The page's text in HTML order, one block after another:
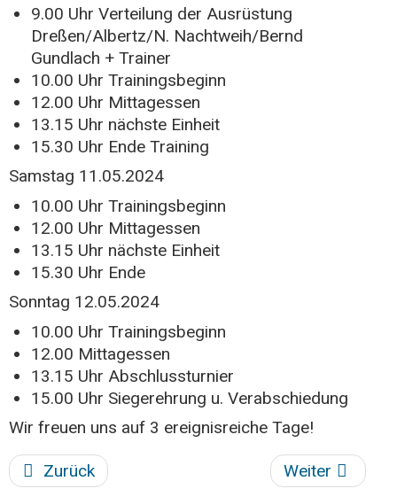
9.00 Uhr Verteilung der Ausrüstung
Dreßen/Albertz/N. Nachtweih/Bernd
Gundlach + Trainer
10.00 Uhr Trainingsbeginn
12.00 Uhr Mittagessen
13.15 Uhr nächste Einheit
15.30 Uhr Ende Training
Samstag 11.05.2024
10.00 Uhr Trainingsbeginn
12.00 Uhr Mittagessen
13.15 Uhr nächste Einheit
15.30 Uhr Ende
Sonntag 12.05.2024
10.00 Uhr Trainingsbeginn
12.00 Mittagessen
13.15 Uhr Abschlussturnier
15.00 Uhr Siegerehrung u. Verabschiedung
Wir freuen uns auf 3 ereignisreiche Tage!
Zurück Weiter